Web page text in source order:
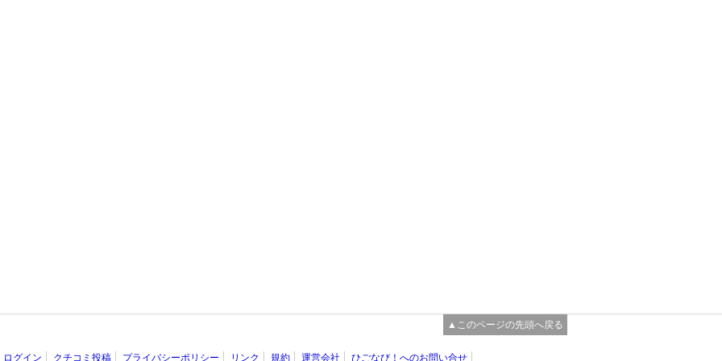
▲このページの先頭へ戻る
ログイン クチコミ投稿 プライバシーポリシー リンク 規約 運営会社 ひごなび！へのお問い合せ